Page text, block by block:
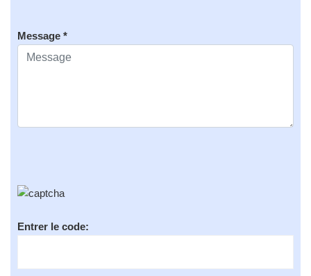
Message *
Entrer le code: